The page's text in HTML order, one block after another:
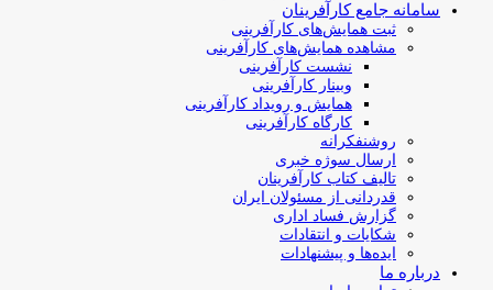
سامانه جامع کارآفرینان
ثبت همایش‌های کارآفرینی
مشاهده همایش‌های کارآفرینی
نشست کارآفرینی
وبینار کارآفرینی
همایش و رویداد کارآفرینی
کارگاه کارآفرینی
روشنفکرانه
ارسال سوژه‌ خبری
تالیف کتاب کارآفرینان
قدردانی از مسئولان ایران
گزارش فساد اداری
شکایات و انتقادات
ایده‌ها و پیشنهادات
درباره ما